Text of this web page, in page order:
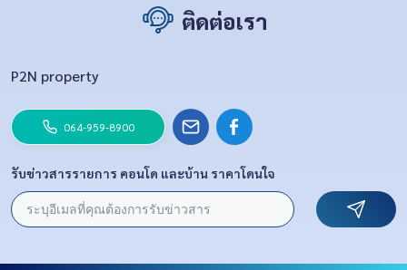
ติดต่อเรา
P2N property
064-959-8900
รับข่าวสารรายการ คอนโด และบ้าน ราคาโดนใจ